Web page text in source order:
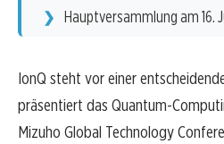
Hauptversammlung am 16.
IonQ steht vor einer
präsentiert das Quantum-
Mizuho Global Technology